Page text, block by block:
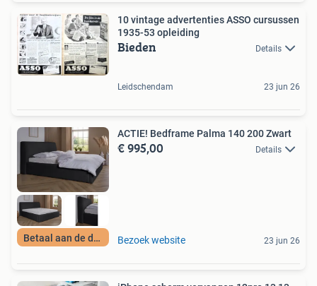
10 vintage advertenties ASSO cursussen
1935-53 opleiding
Bieden Details
Leidschendam 23 jun 26
Betaal aan de deur
ACTIE! Bedframe Palma 140 200 Zwart
€ 995,00 Details
Bezoek website 23 jun 26